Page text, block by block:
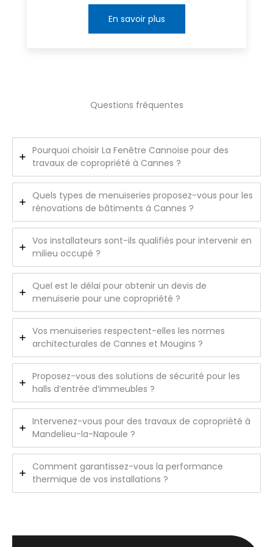
En savoir plus
Questions fréquentes
Pourquoi choisir La Fenêtre Cannoise pour des
travaux de copropriété à Cannes ?
Quels types de menuiseries proposez-vous pour les
rénovations de bâtiments à Cannes ?
Vos installateurs sont-ils qualifiés pour intervenir en
milieu occupé ?
Quel est le délai pour obtenir un devis de
menuiserie pour une copropriété ?
Vos menuiseries respectent-elles les normes
architecturales de Cannes et Mougins ?
Proposez-vous des solutions de sécurité pour les
halls d’entrée d’immeubles ?
Intervenez-vous pour des travaux de copropriété à
Mandelieu-la-Napoule ?
Comment garantissez-vous la performance
thermique de vos installations ?